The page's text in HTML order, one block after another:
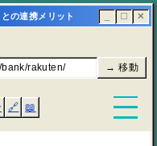
の連携メリット ☐ ✕
rakuten/ → 移動
🔗 📖